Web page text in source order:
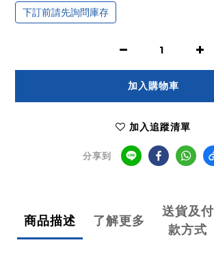
下訂前請先詢問庫存
加入購物車
加入追蹤清單
分享到
商品描述 了解更多
送貨及付
款方式